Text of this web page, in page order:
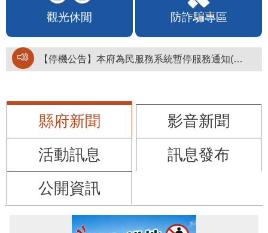
觀光休閒 防詐騙專區
縣府新聞
影音新聞
活動訊息
訊息發布
公開資訊